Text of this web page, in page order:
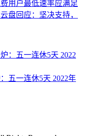
用户最低速率应满足
盘回应：坚决支持，
五一连休5天 2022年